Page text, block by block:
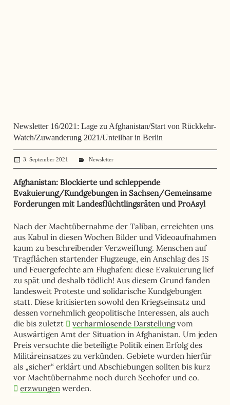
Newsletter 16/2021: Lage zu Afghanistan/Start von Rückkehr-
Watch/Zuwanderung 2021/Unteilbar in Berlin
3. September 2021 administrator
Newsletter
Afghanistan: Blockierte und schleppende
Evakuierung/Kundgebungen in Sachsen/Gemeinsame
Forderungen mit Landesflüchtlingsräten und ProAsyl
Nach der Machtübernahme der Taliban, erreichten uns
aus Kabul in diesen Wochen Bilder und Videoaufnahmen
kaum zu beschreibender Verzweiflung. Menschen auf
Tragflächen startender Flugzeuge, ein Anschlag des IS
und Feuergefechte am Flughafen: diese Evakuierung lief
zu spät und deshalb tödlich! Aus diesem Grund fanden
landesweit Proteste und solidarische Kundgebungen
statt. Diese kritisierten sowohl den Kriegseinsatz und
dessen vornehmlich geopolitische Interessen, als auch
die bis zuletzt
verharmlosende Darstellungvom
Auswärtigen Amt der Situation in Afghanistan. Um jeden
Preis versuchte die beteiligte Politik einen Erfolg des
Militäreinsatzes zu verkünden. Gebiete wurden hierfür
als „sicher“ erklärt und Abschiebungen sollten bis kurz
vor Machtübernahme noch durch Seehofer und co.
erzwungen werden.